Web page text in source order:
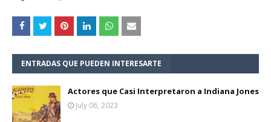
ENTRADAS QUE PUEDEN INTERESARTE
Actores que Casi Interpretaron a Indiana Jones
July 06, 2023